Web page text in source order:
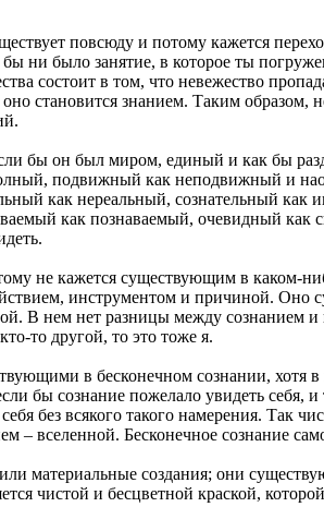
повсюду и потому кажется
ни было занятие, в которое ты
состоит в том, что невежество
становится знанием. Таким образом,
бы он был миром, единый и как бы
подвижный как неподвижный и
как нереальный, сознательный как
как познаваемый, очевидный как
не кажется существующим в каком-
инструментом и причиной. Оно
В нем нет разницы между сознанием
то другой, то это тоже я.
в бесконечном сознании, хотя
бы сознание пожелало увидеть себя,
без всякого такого намерения. Так
– вселенной. Бесконечное сознание
материальные создания; они
чистой и бесцветной краской,